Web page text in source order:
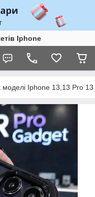
Iphone
моделі Iphone 13,13 Pro